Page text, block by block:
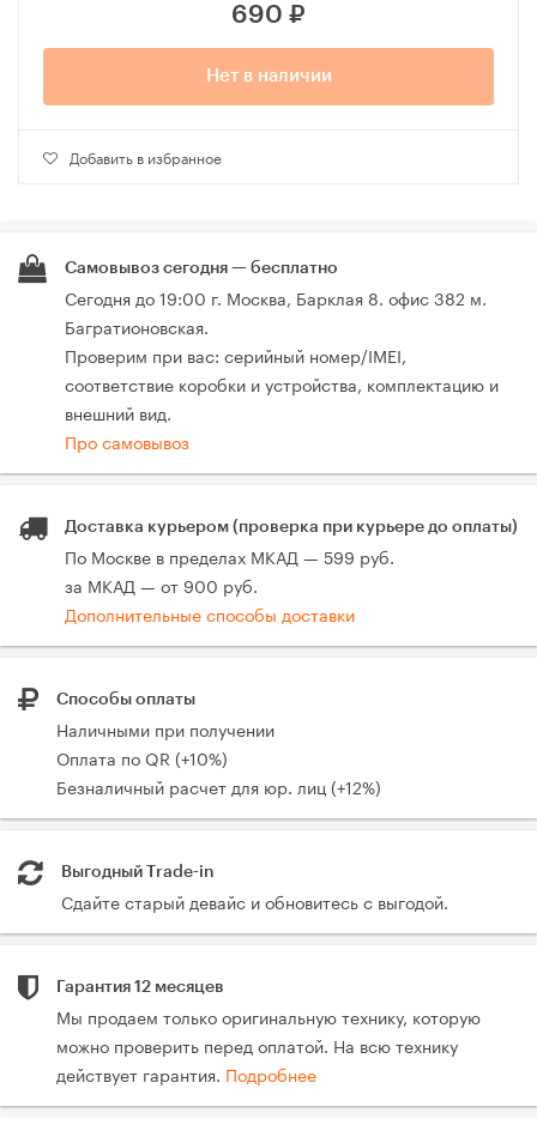
690 ₽
Нет в наличии
Добавить в избранное
Самовывоз сегодня — бесплатно
Сегодня до 19:00 г. Москва, Барклая 8. офис 382 м.
Багратионовская.
Проверим при вас: серийный номер/IMEI,
соответствие коробки и устройства, комплектацию и
внешний вид.
Про самовывоз
Доставка курьером (проверка при курьере до оплаты)
По Москве в пределах МКАД — 599 руб.
за МКАД — от 900 руб.
Дополнительные способы доставки
Способы оплаты
Наличными при получении
Оплата по QR (+10%)
Безналичный расчет для юр. лиц (+12%)
Выгодный Trade-in
Сдайте старый девайс и обновитесь с выгодой.
Гарантия 12 месяцев
Мы продаем только оригинальную технику, которую
можно проверить перед оплатой. На всю технику
действует гарантия. Подробнее